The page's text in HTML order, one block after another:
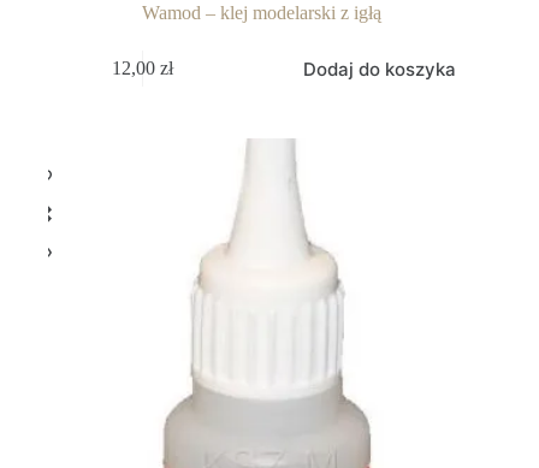
Wamod – klej modelarski z igłą
12,00zł Dodaj do koszyka